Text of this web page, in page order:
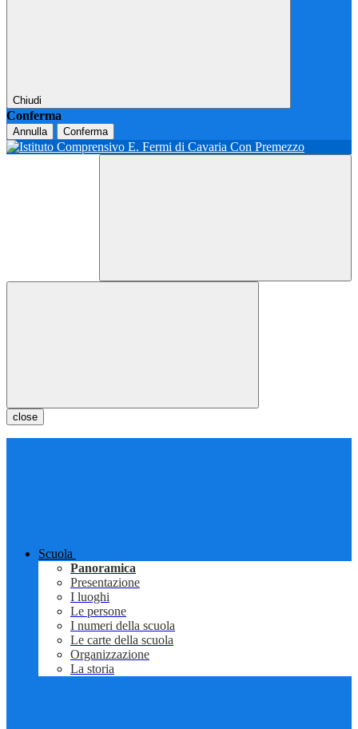
Chiudi
Conferma
Annulla Conferma
close
Scuola
Panoramica
Presentazione
I luoghi
Le persone
I numeri della scuola
Le carte della scuola
Organizzazione
La storia